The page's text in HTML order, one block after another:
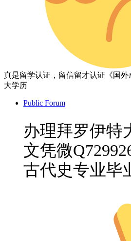
真是留学认证，留信留才认证《国
大学历
Public Forum
办理拜罗伊特
文凭微
古代史专业毕